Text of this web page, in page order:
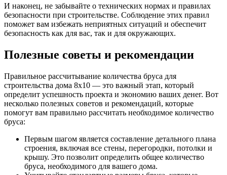
И наконец, не забывайте о технических нормах и правилах
безопасности при строительстве. Соблюдение этих правил
поможет вам избежать неприятных ситуаций и обеспечит
безопасность как для вас, так и для окружающих.
Полезные советы и рекомендации
Правильное рассчитывание количества бруса для
строительства дома 8х10 — это важный этап, который
определит успешность проекта и экономию ваших денег. Вот
несколько полезных советов и рекомендаций, которые
помогут вам правильно рассчитать необходимое количество
бруса:
Первым шагом является составление детального плана
строения, включая все стены, перегородки, потолки и
крышу. Это позволит определить общее количество
бруса, необходимого для вашего дома.